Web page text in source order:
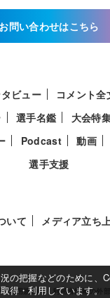
お問い合わせはこちら
ビュー コメント全
選手名鑑 大会特
Podcast 動画
選手支援
いて メディア立ち
利用規約 利用者情報の外
の把握などのために、
得・利用しています。